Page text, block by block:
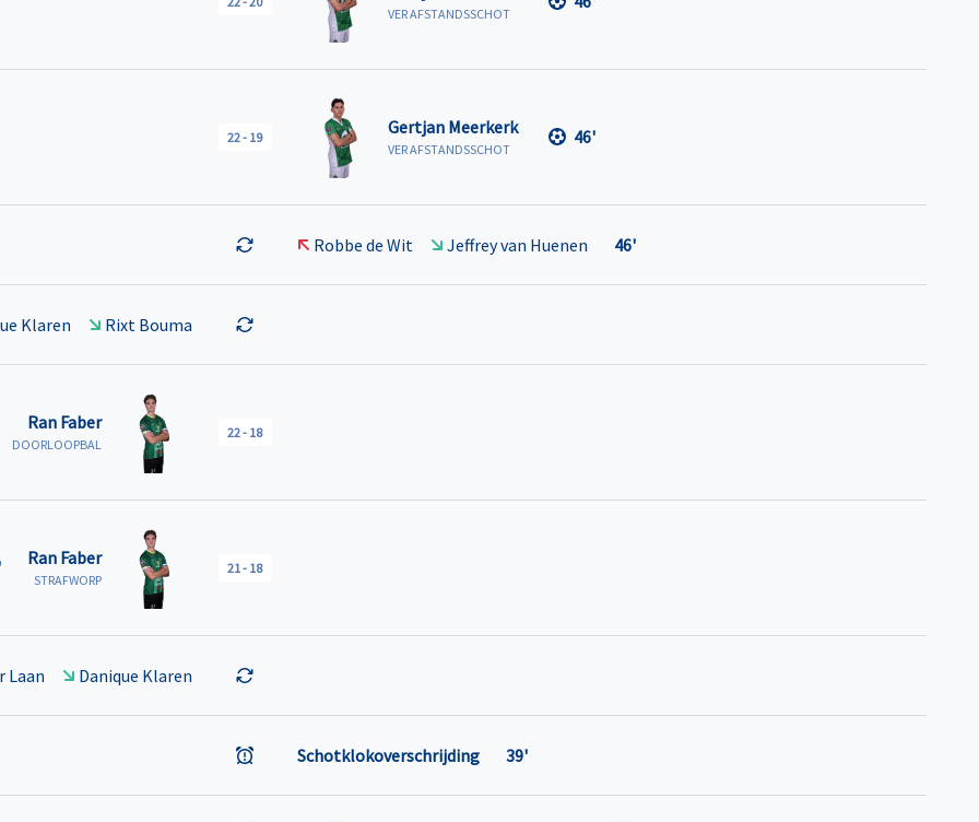
VER AFSTANDSSCHOT
22- 19 Gertjan Meerkerk
VER AFSTANDSSCHOT
46'
Robbe de Wit Jeffrey van Huenen 46'
Klaren Rixt Bouma
Ran Faber
DOORLOOPBAL
22- 18
Ran Faber
STRAFWORP
21- 18
Laan Danique Klaren
Schotklokoverschrijding 39'